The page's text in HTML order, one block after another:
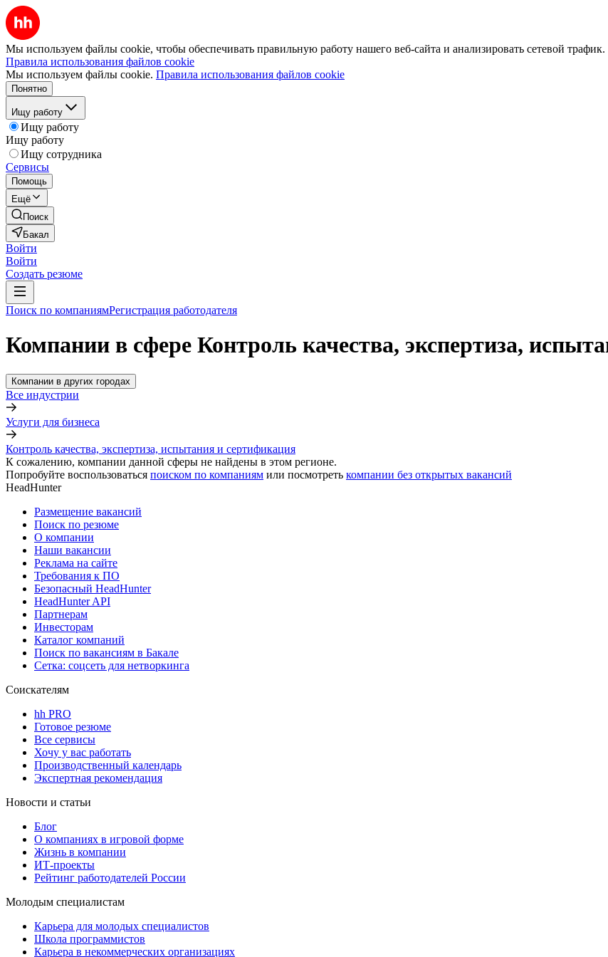
Мы используем файлы cookie, чтобы обеспечивать правильную работу нашего веб-сайта и анализировать сетевой трафик.
Правила использования файлов cookie
Мы используем файлы cookie. Правила использования файлов cookie
Понятно
Ищу работу
Ищу работу
Ищу работу
Ищу сотрудника
Сервисы
Помощь
Ещё
Поиск
Бакал
Войти
Войти
Создать резюме
Поиск по компаниямРегистрация работодателя
Компании в сфере Контроль качества, экспертиза,
Компании в других городах
Все индустрии
Услуги для бизнеса
Контроль качества, экспертиза, испытания и сертификация
К сожалению, компании данной сферы не найдены в этом регионе.
Попробуйте воспользоваться поиском по компаниям или посмотреть компании без открытых вакансий
HeadHunter
Размещение вакансий
Поиск по резюме
О компании
Наши вакансии
Реклама на сайте
Требования к ПО
Безопасный HeadHunter
HeadHunter API
Партнерам
Инвесторам
Каталог компаний
Поиск по вакансиям в Бакале
Сетка: соцсеть для нетворкинга
Соискателям
hh PRO
Готовое резюме
Все сервисы
Хочу у вас работать
Производственный календарь
Экспертная рекомендация
Новости и статьи
Блог
О компаниях в игровой форме
Жизнь в компании
ИТ-проекты
Рейтинг работодателей России
Молодым специалистам
Карьера для молодых специалистов
Школа программистов
Карьера в некоммерческих организациях